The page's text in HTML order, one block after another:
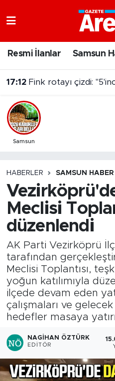
Resmi İlanlar Samsun
17:12 Fink rotayı çizdi:
Samsun
HABERLER SAMSUN HABER
Meclisi
düzenlendi
AK Parti Vezirköprü
tarafından
Meclisi Toplantısı,
yoğun katılımıyla
ilçede devam eden
çalışmaları ve
hedefler masaya
NAGIHAN ÖZTÜRK
EDITÖR
Samsun Namaz
Trafik Durumu
Süper Lig Puan
Son Dakika Haberleri
Haber Arşivi